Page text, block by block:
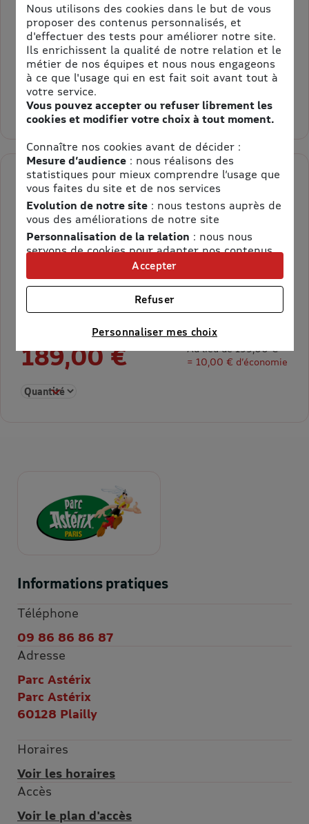
Accès illimité du 04 Avril 2026 au 03 Janvier 2027*
174,00 €
Au lieu de 184,00 €
= 10,00 € d’économie
Sélectionner la quantité pour Pass Saison Enfant de 3 à 11
Pass Saison Adulte
à partir de 12 ans Saison 2026
Pass Saison Adulte - Parc Astérix - Saison 2026
Accès illimité du 04 avril 2026 au 03 Janvier 2027*
189,00 €
Au lieu de 199,00 €
= 10,00 € d’économie
Sélectionner la quantité pour Pass Saison Adulte à partir de
Informations pratiques
Téléphone
09 86 86 86 87
Adresse
Parc Astérix
Parc Astérix
60128 Plailly
Horaires
Voir les horaires
Accès
Voir le plan d'accès
Nous utilisons des cookies dans le but de vous
proposer des contenus personnalisés, et
d'effectuer des tests pour améliorer notre site.
Ils enrichissent la qualité de notre relation et le
métier de nos équipes et nous nous engageons
à ce que l'usage qui en est fait soit avant tout à
votre service.
Vous pouvez accepter ou refuser librement les
cookies et modifier votre choix à tout moment.
Connaître nos cookies avant de décider :
Mesure d’audience: nous réalisons des
statistiques pour mieux comprendre l’usage que
vous faites du site et de nos services
Evolution de notre site: nous testons auprès de
vous des améliorations de notre site
Personnalisation de la relation : nous nous
servons de cookies pour adapter nos contenus
et personnaliser nos offres
Univers publicitaire: nous utilisons avec nos
partenaires des cookies pour afficher des
publicités personnalisées
Connaître notre politique cookies et la liste de nos
Personnaliser mes choix
Refuser
Accepter